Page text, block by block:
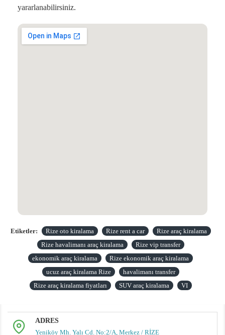
yararlanabilirsiniz.
Etiketler: Rize oto kiralama Rize rent a car
Rize araç kiralama
Rize havalimanı araç kiralama
Rize vip transfer
ekonomik araç kiralama
Rize ekonomik araç kiralama
ucuz araç kiralama Rize
havalimanı transfer
Rize araç kiralama fiyatları
SUV araç kiralama VI
ADRES
Yeniköy Mh. Yalı Cd. No:2/A, Merkez / RİZE